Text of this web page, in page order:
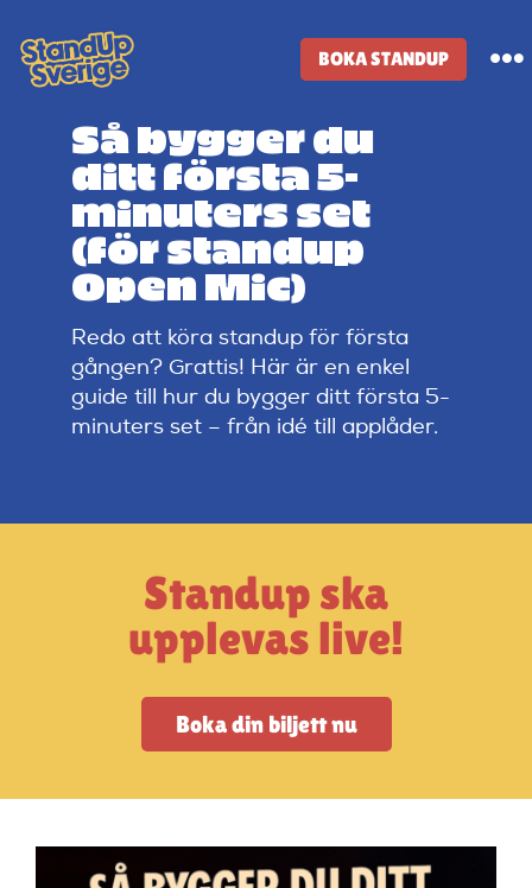
to
content
BOKA STANDUP
Standup-butik
Komiker
Lineup
Tidigare lineup
StandUpSverige PODDEN
Vanliga frågor
Så bygger du
ditt första 5-
minuters set
(för standup
Open Mic)
Redo att köra standup för första
gången? Grattis! Här är en enkel
guide till hur du bygger ditt första 5-
minuters set – från idé till applåder.
Standup ska
upplevas live!
Boka din biljett nu